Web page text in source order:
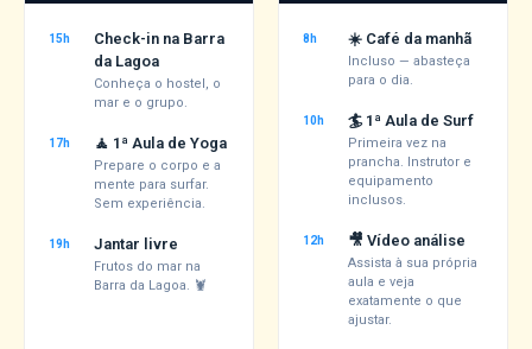
15h
Check-in na Barra
da Lagoa
Conheça o hostel, o
mar e o grupo.
17h 🧘 1ª Aula de Yoga
Prepare o corpo e a
mente para surfar.
Sem experiência.
19h Jantar livre
Frutos do mar na
Barra da Lagoa. 🦞
8h ☀️ Café da manhã
Incluso — abasteça
para o dia.
10h 🏄 1ª Aula de Surf
Primeira vez na
prancha. Instrutor e
equipamento
inclusos.
12h 🎥 Vídeo análise
Assista à sua própria
aula e veja
exatamente o que
ajustar.